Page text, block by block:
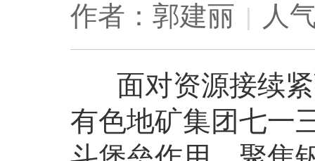
作者：郭建丽 | 人
面对资源接续紧
有色地矿集团七一